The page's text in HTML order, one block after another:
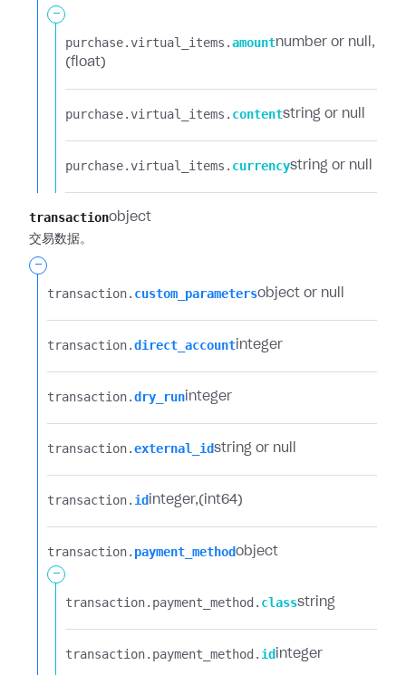
-
purchase.​virtual_items.​amountnumber or null
(float)
purchase.​virtual_items.​ contentstring or null
purchase.​virtual_items.​ currencystring or null
transactionobject
交易数据。
-
transaction.​ custom_parametersobject or null
transaction.​direct_account integer
transaction.​dry_run integer
transaction.​external_idstring or null
transaction.​ id integer (int64)
transaction.​ payment_methodobject
-
transaction.​ payment_method.​ classstring
transaction.​ payment_method.​ id integer